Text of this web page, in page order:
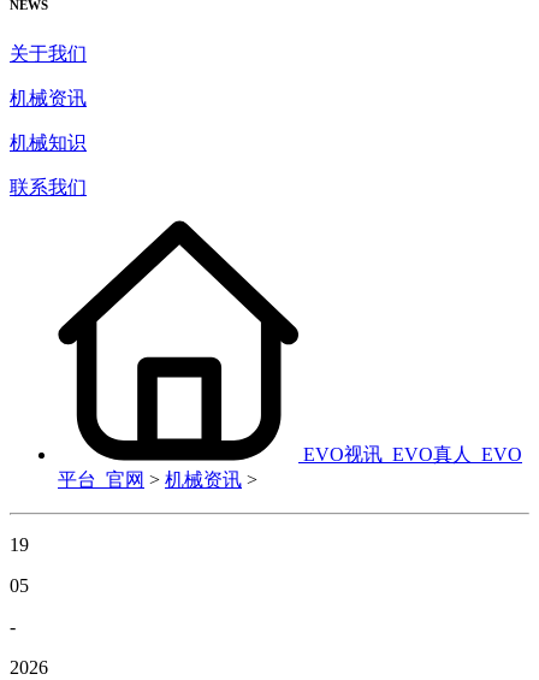
NEWS
关于我们
机械资讯
机械知识
联系我们
EVO视讯_EVO真人_EVO
平台_官网 > 机械资讯 >
19
05
-
2026